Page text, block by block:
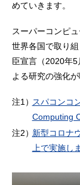
めていきます。
スーパーコンピ
世界各国で取り
臣宣言 （2020年
よる研究の強化
注1） スパコンコ
Computing
注2）新型コロナ
上で実施し